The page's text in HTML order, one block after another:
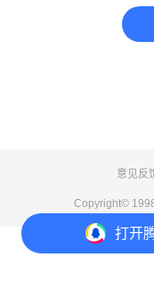
打开
意见反
Copyright©